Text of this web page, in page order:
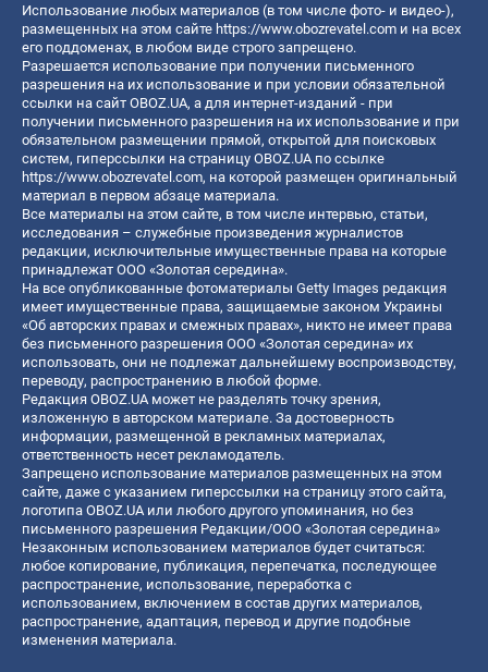
Использование любых материалов (в том числе фото- и видео-),
размещенных на этом сайте https://www.obozrevatel.com и на всех
его поддоменах, в любом виде строго запрещено.
Разрешается использование при получении письменного
разрешения на их использование и при условии обязательной
ссылки на сайт OBOZ.UA, а для интернет-изданий - при
получении письменного разрешения на их использование и при
обязательном размещении прямой, открытой для поисковых
систем, гиперссылки на страницу OBOZ.UA по ссылке
https://www.obozrevatel.com, на которой размещен оригинальный
материал в первом абзаце материала.
Все материалы на этом сайте, в том числе интервью, статьи,
исследования – служебные произведения журналистов
редакции, исключительные имущественные права на которые
принадлежат ООО «Золотая середина».
На все опубликованные фотоматериалы Getty Images редакция
имеет имущественные права, защищаемые законом Украины
«Об авторских правах и смежных правах», никто не имеет права
без письменного разрешения ООО «Золотая середина» их
использовать, они не подлежат дальнейшему воспроизводству,
переводу, распространению в любой форме.
Редакция OBOZ.UA может не разделять точку зрения,
изложенную в авторском материале. За достоверность
информации, размещенной в рекламных материалах,
ответственность несет рекламодатель.
Запрещено использование материалов размещенных на этом
сайте, даже с указанием гиперссылки на страницу этого сайта,
логотипа OBOZ.UA или любого другого упоминания, но без
письменного разрешения Редакции/ООО «Золотая середина»
Незаконным использованием материалов будет считаться:
любое копирование, публикация, перепечатка, последующее
распространение, использование, переработка с
использованием, включением в состав других материалов,
распространение, адаптация, перевод и другие подобные
изменения материала.